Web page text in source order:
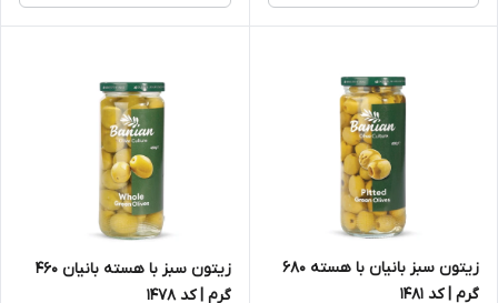
زیتون سبز بانیان با هسته 680
گرم | کد 1481
زیتون سبز با هسته بانیان 460
گرم | کد 1478